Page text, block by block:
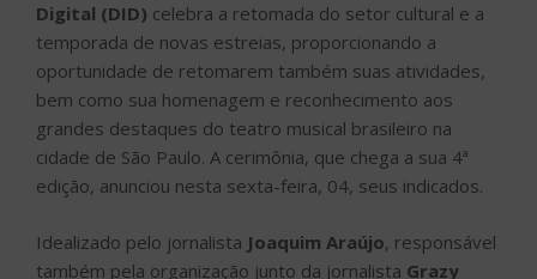
Digital (DID) celebra a retomada do setor cultural e a
temporada de novas estreias, proporcionando a
oportunidade de retomarem também suas atividades,
bem como sua homenagem e reconhecimento aos
grandes destaques do teatro musical brasileiro na
cidade de São Paulo. A cerimônia, que chega a sua 4ª
edição, anunciou nesta sexta-feira, 04, seus indicados.
Idealizado pelo jornalista Joaquim Araújo, responsável
também pela organização junto da jornalista Grazy